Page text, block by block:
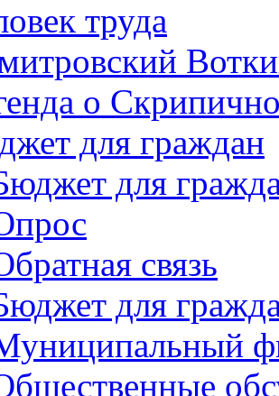
труда
о
для граждан
для
связь
для